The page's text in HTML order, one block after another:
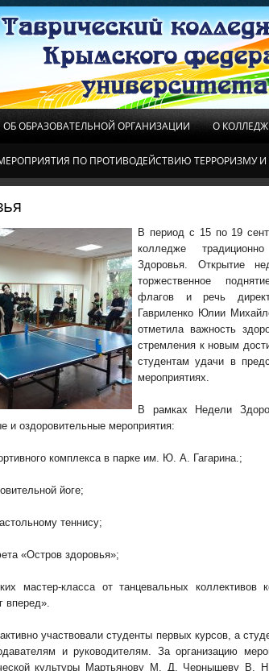
ОБ ОБРАЗОВАТЕЛЬНОЙ ОРГАНИЗАЦИИ О
ПО ПРОТИВОДЕЙСТВИЮ ТЕРРОРИЗМУ
В период с 15 по 19
колледже
Здоровья. Открытие
торжественное
флагов и речь
Гавриленко Юлии
отметила важность
стремления к новым
студентам удачи в
мероприятиях.
В рамках Недели
и оздоровительные мероприятия:
комплекса в парке им. Ю. А. Гагарина.;
йоге;
теннису;
«Остров здоровья»;
мастер-класса от танцевальных коллективов
вперед».
участвовали студенты первых курсов, а
и руководителям. За организацию
культуры Мартьянову М. Д, Чернышеву В.